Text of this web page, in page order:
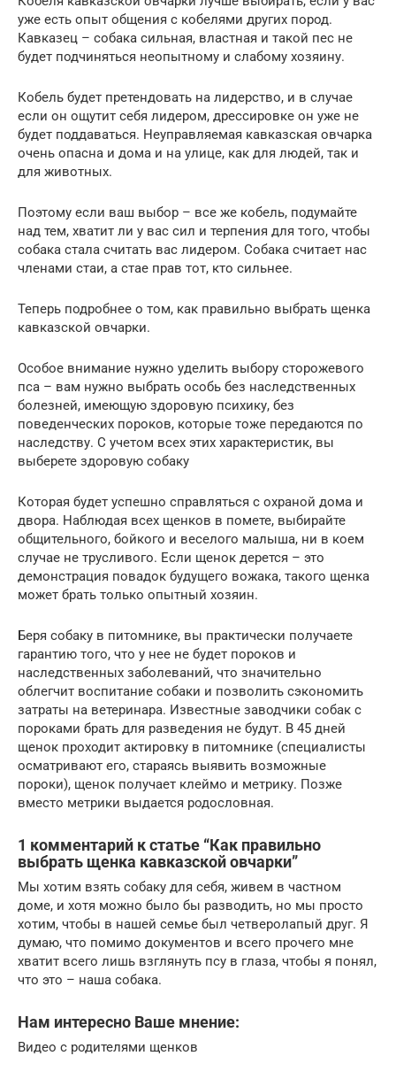
уже есть опыт общения с кобелями других пород.
Кавказец – собака сильная, властная и такой пес не
будет подчиняться неопытному и слабому хозяину.
Кобель будет претендовать на лидерство, и в случае
если он ощутит себя лидером, дрессировке он уже не
будет поддаваться. Неуправляемая кавказская овчарка
очень опасна и дома и на улице, как для людей, так и
для животных.
Поэтому если ваш выбор – все же кобель, подумайте
над тем, хватит ли у вас сил и терпения для того, чтобы
собака стала считать вас лидером. Собака считает нас
членами стаи, а стае прав тот, кто сильнее.
Теперь подробнее о том, как правильно выбрать щенка
кавказской овчарки.
Особое внимание нужно уделить выбору сторожевого
пса – вам нужно выбрать особь без наследственных
болезней, имеющую здоровую психику, без
поведенческих пороков, которые тоже передаются по
наследству. С учетом всех этих характеристик, вы
выберете здоровую собаку
Которая будет успешно справляться с охраной дома и
двора. Наблюдая всех щенков в помете, выбирайте
общительного, бойкого и веселого малыша, ни в коем
случае не трусливого. Если щенок дерется – это
демонстрация повадок будущего вожака, такого щенка
может брать только опытный хозяин.
Беря собаку в питомнике, вы практически получаете
гарантию того, что у нее не будет пороков и
наследственных заболеваний, что значительно
облегчит воспитание собаки и позволить сэкономить
затраты на ветеринара. Известные заводчики собак с
пороками брать для разведения не будут. В 45 дней
щенок проходит актировку в питомнике (специалисты
осматривают его, стараясь выявить возможные
пороки), щенок получает клеймо и метрику. Позже
вместо метрики выдается родословная.
1 комментарий к статье “Как правильно
выбрать щенка кавказской овчарки”
Мы хотим взять собаку для себя, живем в частном
доме, и хотя можно было бы разводить, но мы просто
хотим, чтобы в нашей семье был четверолапый друг. Я
думаю, что помимо документов и всего прочего мне
хватит всего лишь взглянуть псу в глаза, чтобы я понял,
что это – наша собака.
Нам интересно Ваше мнение:
Видео с родителями щенков